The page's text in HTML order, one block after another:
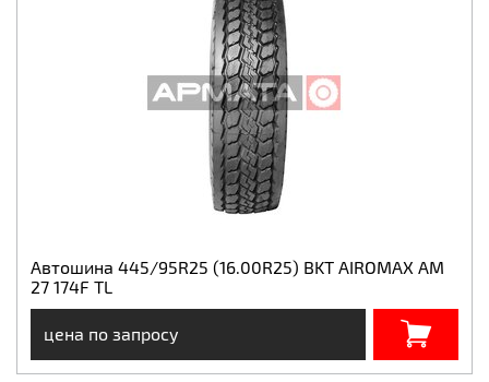
Автошина 445/95R25 (16.00R25) BKT AIROMAX AM
27 174F TL
цена по запросу